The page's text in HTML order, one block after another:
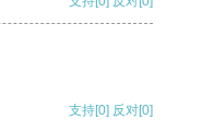
支持[0] 反对[0]